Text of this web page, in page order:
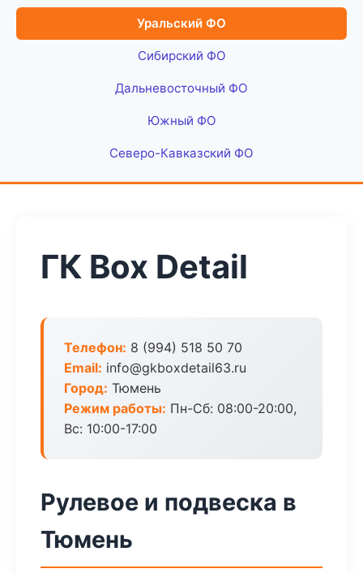
Уральский ФО
Сибирский ФО
Дальневосточный ФО
Южный ФО
Северо-Кавказский ФО
ГК Box Detail
Телефон: 8 (994) 518 50 70
Email: info@gkboxdetail63.ru
Город: Тюмень
Режим работы: Пн-Сб: 08:00-20:00,
Вс: 10:00-17:00
Рулевое и подвеска в
Тюмень